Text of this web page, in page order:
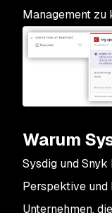
Management zu
Warum
Sysdig und
Perspektive
Unternehmen,